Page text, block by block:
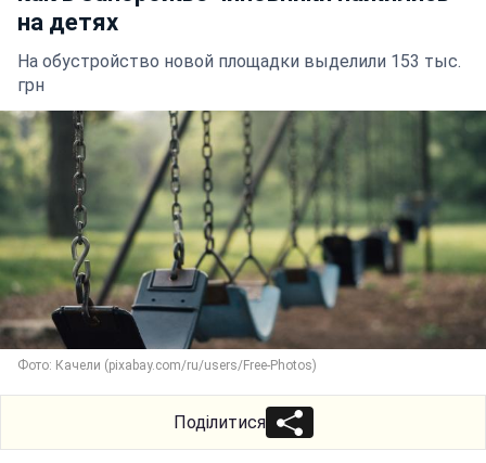
на детях
На обустройство новой площадки выделили 153 тыс.
грн
Фото: Качели (pixabay.com/ru/users/Free-Photos)
Поділитися